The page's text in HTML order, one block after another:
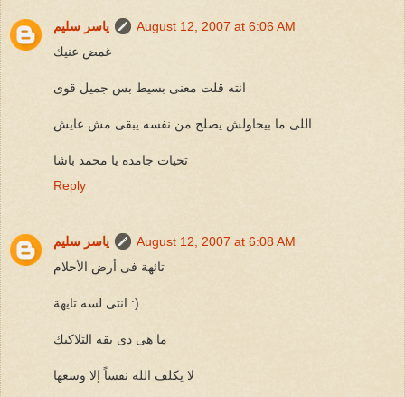
ياسر سليم
August 12, 2007 at 6:06 AM
غمض عنيك
انته قلت معنى بسيط بس جميل قوى
اللى ما بيحاولش يصلح من نفسه يبقى مش عايش
تحيات جامده يا محمد باشا
Reply
ياسر سليم
August 12, 2007 at 6:08 AM
تائهة فى أرض الأحلام
انتى لسه تايهة :)
ما هى دى بقه التلاكيك
لا يكلف الله نفساً إلا وسعها